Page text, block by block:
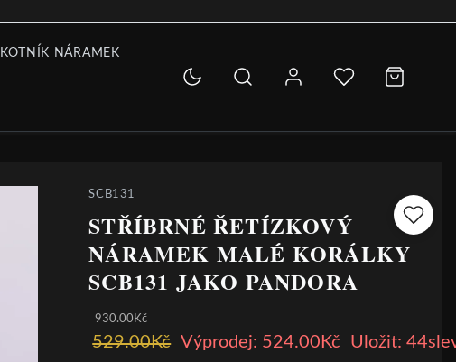
KOTNÍK NÁRAMEK
SCB131
STŘÍBRNÉ ŘETÍZKOVÝ
NÁRAMEK MALÉ KORÁLKY
SCB131 JAKO PANDORA
930.00Kč
529.00Kč Výprodej: 524.00Kč Uložit: